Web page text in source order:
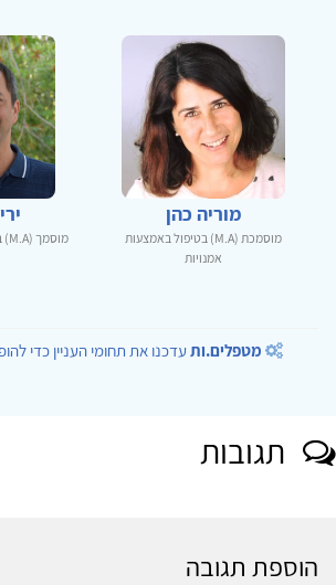
מוריה כהן
מוסמכת (M.A) בטיפול באמצעות
אמנויות
מוסמך (M.A) בטיפול באמצעות אמנויות
מטפלים.ותעדכנו את תחומי העניין כדי
תגובות
הוספת תגובה